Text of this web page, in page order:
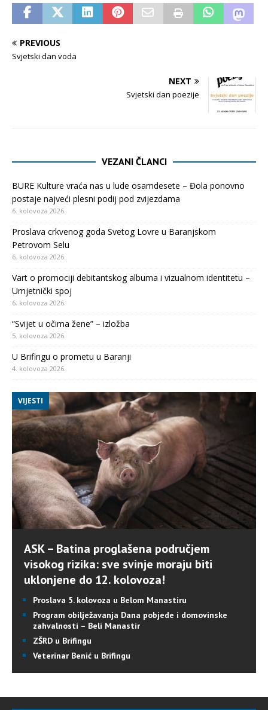
PREVIOUS
Svjetski dan voda
NEXT
Svjetski dan poezije
VEZANI ČLANCI
BURE Kulture vraća nas u lude osamdesete – Đola ponovno
postaje najveći plesni podij pod zvijezdama
6. kolovoza 2026.
Proslava crkvenog goda Svetog Lovre u Baranjskom
Petrovom Selu
6. kolovoza 2026.
Vart o promociji debitantskog albuma i vizualnom identitetu –
Umjetnički spoj
6. kolovoza 2026.
“Svijet u očima žene” – izložba
5. kolovoza 2026.
U Brifingu o prometu u Baranji
4. kolovoza 2026.
VIJESTI
ASK – Batina proglašena područjem
visokog rizika: sve svinje moraju biti
uklonjene do 12. kolovoza!
Proslava 5. kolovoza u Belom Manastiru
Program obilježavanja Dana pobjede i domovinske
zahvalnosti – Beli Manastir
ZŠRD u Brifingu
Veterinar Benić u Brifingu